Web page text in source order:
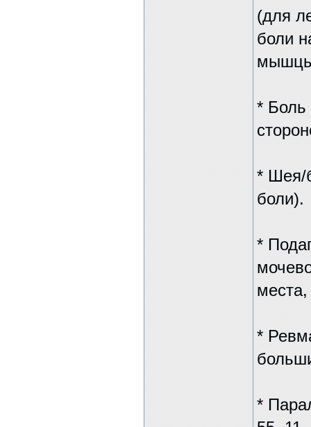
(для
боли
* Боль
* Шея/
боли).
*
*
*